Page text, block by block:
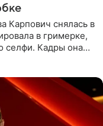
Карпович снялась в
в гримерке,
селфи. Кадры она